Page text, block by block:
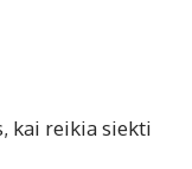
kai reikia siekti